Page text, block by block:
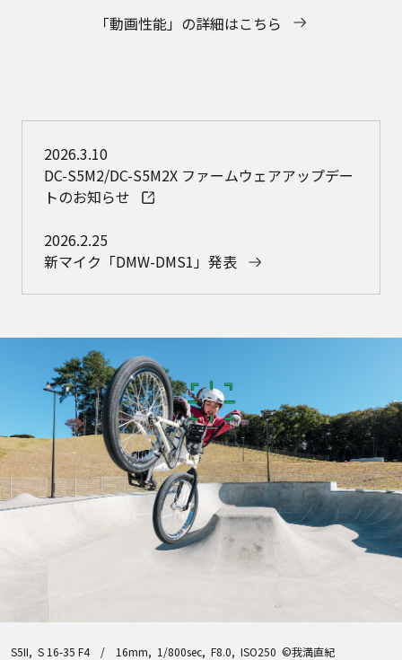
「動画性能」の詳細はこちら
2026.3.10
DC-S5M2/DC-S5M2X ファームウェアアップデー
トのお知らせ
2026.2.25
新マイク「DMW-DMS1」発表
S5II, S 16-35 F4 / 16mm, 1/800sec, F8.0, ISO250 ©我満直紀